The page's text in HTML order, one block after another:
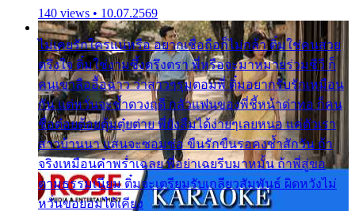
140 views • 10.07.2569
ไม่เคยรักใครแน่หรือ อยากเชื่อถือก็ไม่กล้า ติ๋มใช่คนสวย
ตรึงใจ ติ๋มใช่งามซึ้งตรึงตรา พี่หรือจะมาหมายร่วมชีวี ก็
คนเขาลืออื้อฉาว ว่าสาวๆรุมตอมพี่ ติ๋มอยากรับรักเหมือน
กัน แต่หวั่นจะช้ำดวงฤดี กลัวแฟนของพี่ชี้หน้าด่าทอ ก็คน
ชื่อต๋อยต้อยตุ้มตุ๋ยต่าย พี่ยังลืมได้ง่ายๆเลยหนอ แค่ตัวเรา
สาวบ้านนา แสนจะซอมซ่อ ขืนรักขืนรอคงช้ำสักวัน ถ้า
จริงเหมือนคำพร่ำเฉลย พี่อย่าเฉยรีบมาหมั้น ถ้าพี่สู่ขอ
ตามธรรมเนียม ติ๋มจะเตรียมรับเกลียวสัมพันธ์ ผิดหวังไม่
หวั่นขอยอมได้เคียง